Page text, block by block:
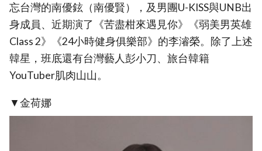
忘台灣的南優鉉（南優賢），及男團U-KISS與UNB出
身成員、近期演了《苦盡柑來遇見你》《弱美男英雄
Class 2》《24小時健身俱樂部》的李濬榮。除了上述
韓星，班底還有台灣藝人彭小刀、旅台韓籍
YouTuber肌肉山山。
▼金荷娜